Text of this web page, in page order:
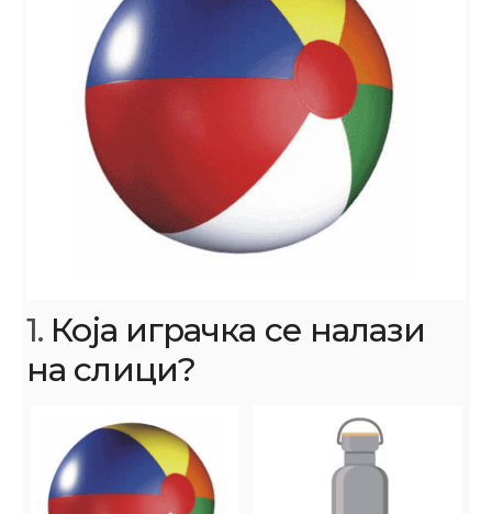
1. Која играчка се налази
на слици?